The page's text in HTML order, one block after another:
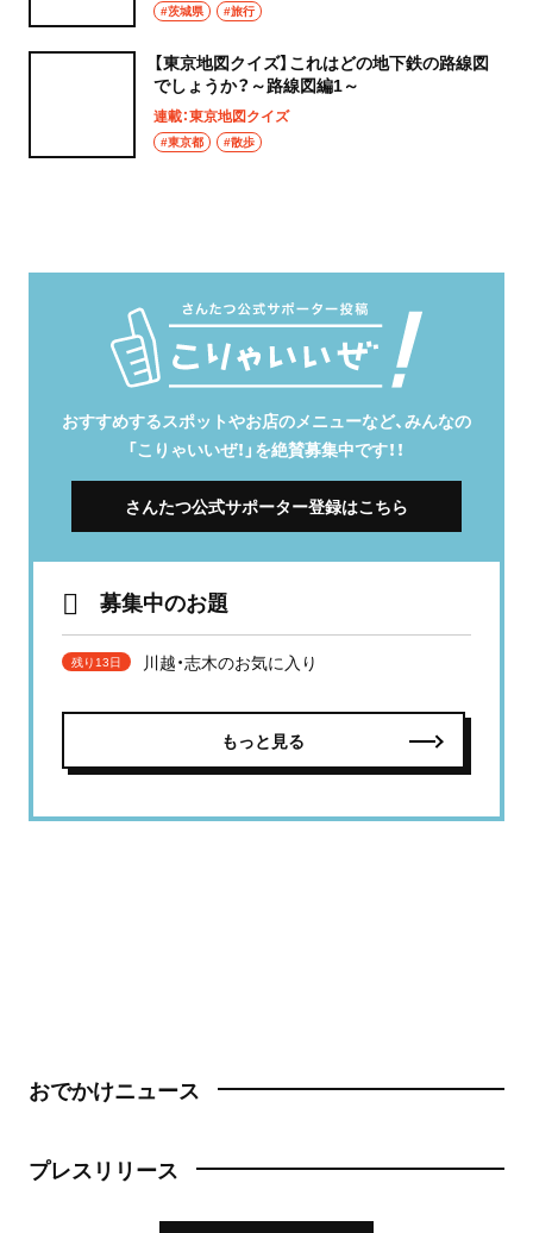
#茨城県 #旅行
【東京地図クイズ】これはどの地下鉄の路線図
でしょうか？～路線図編1～
連載：東京地図クイズ
#東京都 #散歩
おすすめするスポットやお店のメニューなど、みんなの
「こりゃいいぜ！」を絶賛募集中です！！
さんたつ公式サポーター登録はこちら
募集中のお題
残り13日 川越・志木のお気に入り
もっと見る
おでかけニュース
プレスリリース